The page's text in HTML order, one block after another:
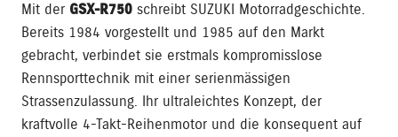
Mit der GSX-R750 schreibt SUZUKI Motorradgeschichte.
Bereits 1984 vorgestellt und 1985 auf den Markt
gebracht, verbindet sie erstmals kompromisslose
Rennsporttechnik mit einer serienmässigen
Strassenzulassung. Ihr ultraleichtes Konzept, der
kraftvolle 4-Takt-Reihenmotor und die konsequent auf